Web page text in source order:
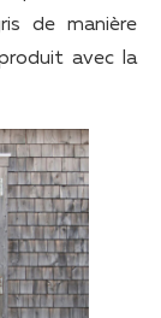
de manière
avec la